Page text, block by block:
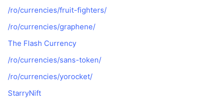
/ro/currencies/fruit-fighters/
/ro/currencies/graphene/
The Flash Currency
/ro/currencies/sans-token/
/ro/currencies/yorocket/
StarryNift